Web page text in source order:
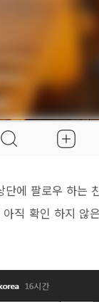
에 팔로우 하는
직 확인 하지